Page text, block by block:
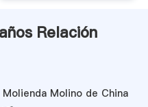
Relación
Molino de China